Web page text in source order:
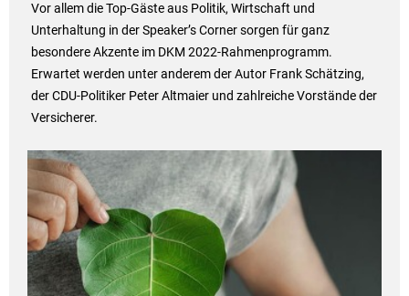
Vor allem die Top-Gäste aus Politik, Wirtschaft und
Unterhaltung in der Speaker’s Corner sorgen für ganz
besondere Akzente im DKM 2022-Rahmenprogramm.
Erwartet werden unter anderem der Autor Frank Schätzing,
der CDU-Politiker Peter Altmaier und zahlreiche Vorstände der
Versicherer.